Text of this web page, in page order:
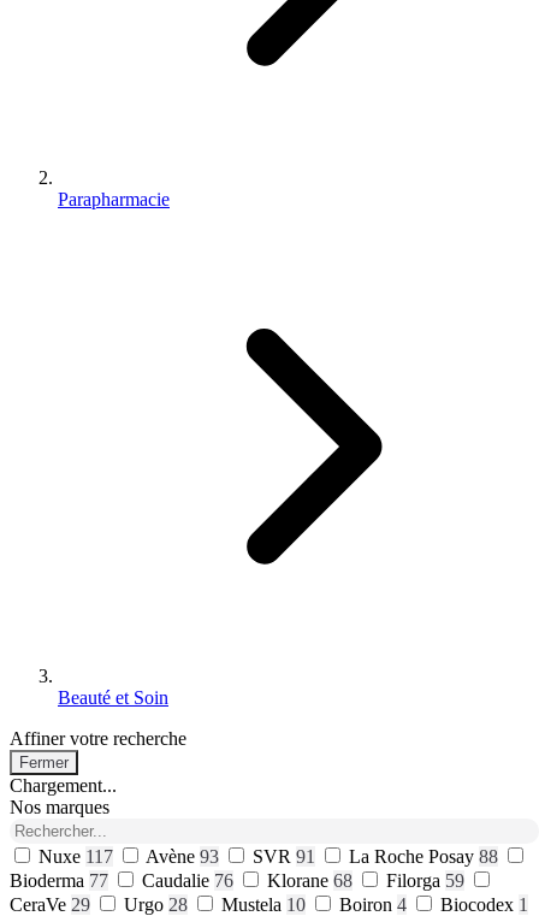
Parapharmacie
Beauté et Soin
Affiner votre recherche
Fermer
Chargement...
Nos marques
Nuxe 117 Avène 93 SVR 91 La Roche Posay 88
Bioderma 77 Caudalie 76 Klorane 68 Filorga 59
CeraVe 29 Urgo 28 Mustela 10 Boiron 4 Biocodex 1